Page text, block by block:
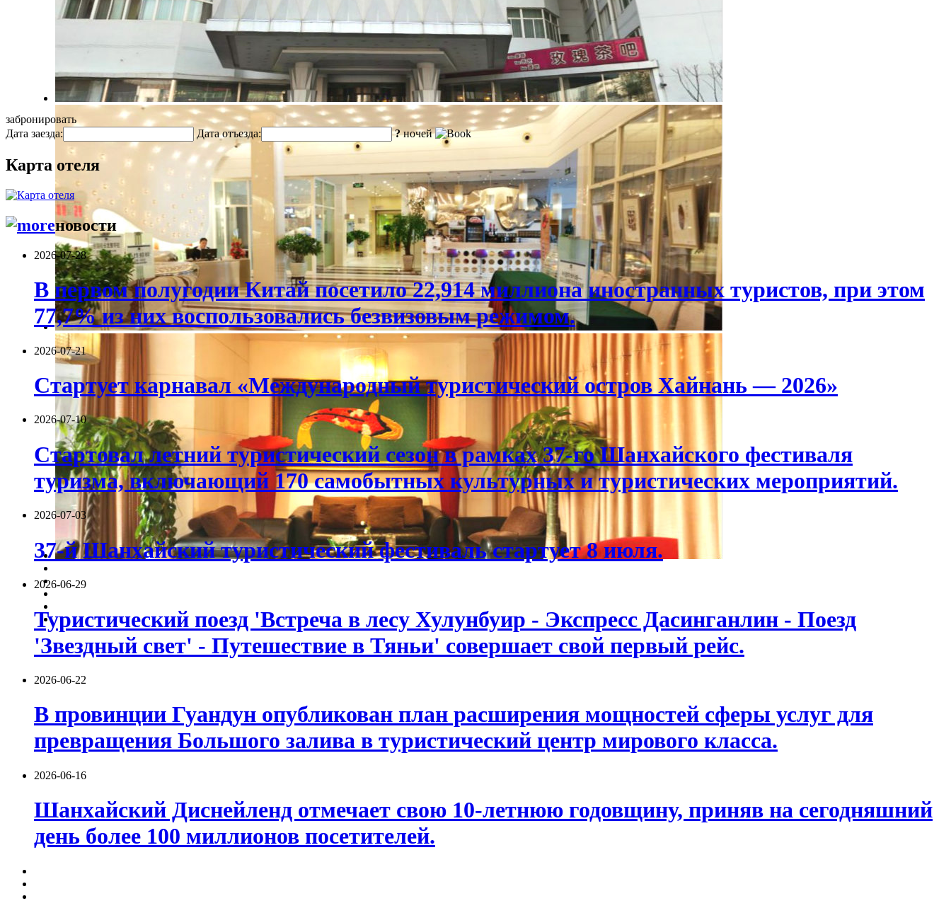
забронировать
Дата заезда:
Дата отъезда: ?ночей
Карта отеля
новости
2026-07-28
В первом полугодии Китай посетило 22,914 миллиона иностранных туристов, при этом
77,7% из них воспользовались безвизовым режимом.
2026-07-21
Стартует карнавал «Международный туристический остров Хайнань — 2026»
2026-07-10
Стартовал летний туристический сезон в рамках 37-го Шанхайского фестиваля
туризма, включающий 170 самобытных культурных и туристических мероприятий.
2026-07-03
37-й Шанхайский туристический фестиваль стартует 8 июля.
2026-06-29
Туристический поезд 'Встреча в лесу Хулунбуир - Экспресс Дасинганлин - Поезд
'Звездный свет' - Путешествие в Тяньи' совершает свой первый рейс.
2026-06-22
В провинции Гуандун опубликован план расширения мощностей сферы услуг для
превращения Большого залива в туристический центр мирового класса.
2026-06-16
Шанхайский Диснейленд отмечает свою 10-летнюю годовщину, приняв на сегодняшний
день более 100 миллионов посетителей.